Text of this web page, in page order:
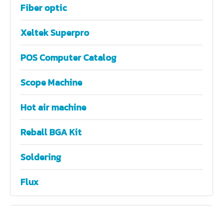
Fiber optic
Xeltek Superpro
POS Computer Catalog
Scope Machine
Hot air machine
Reball BGA Kit
Soldering
Flux